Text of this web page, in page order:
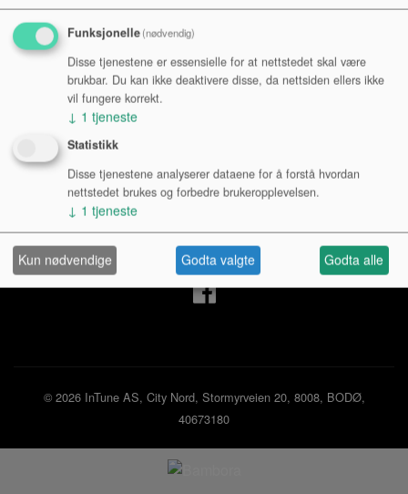
Mine sider
Logg inn privatperson
Logg inn bedrift
Ny kunde
Kjøpsbetingelser Personvernerklæring
© 2026 InTune AS, City Nord, Stormyrveien 20, 8008, BODØ,
40673180
Funksjonelle(nødvendig)
Disse tjenestene er essensielle for at nettstedet skal være
brukbar. Du kan ikke deaktivere disse, da nettsiden ellers ikke
vil fungere korrekt.
↓ 1 tjeneste
Statistikk
Disse tjenestene analyserer dataene for å forstå hvordan
nettstedet brukes og forbedre brukeropplevelsen.
↓ 1 tjeneste
Kun nødvendige Godta valgte Godta alle